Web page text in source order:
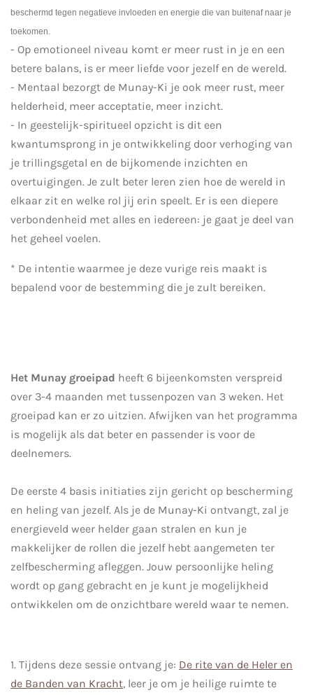
beschermd tegen negatieve invloeden en energie die van buitenaf naar je
toekomen.
- Op emotioneel niveau komt er meer rust in je en een
betere balans, is er meer liefde voor jezelf en de wereld.
- Mentaal bezorgt de Munay-Ki je ook meer rust, meer
helderheid, meer acceptatie, meer inzicht.
- In geestelijk-spiritueel opzicht is dit een
kwantumsprong in je ontwikkeling door verhoging van
je trillingsgetal en de bijkomende inzichten en
overtuigingen. Je zult beter leren zien hoe de wereld in
elkaar zit en welke rol jij erin speelt. Er is een diepere
verbondenheid met alles en iedereen: je gaat je deel van
het geheel voelen.
* De intentie waarmee je deze vurige reis maakt is
bepalend voor de bestemming die je zult bereiken.
Het Munay groeipad heeft 6 bijeenkomsten verspreid
over 3-4 maanden met tussenpozen van 3 weken. Het
groeipad kan er zo uitzien. Afwijken van het programma
is mogelijk als dat beter en passender is voor de
deelnemers.
De eerste 4 basis initiaties zijn gericht op bescherming
en heling van jezelf. Als je de Munay-Ki ontvangt, zal je
energieveld weer helder gaan stralen en kun je
makkelijker de rollen die jezelf hebt aangemeten ter
zelfbescherming afleggen. Jouw persoonlijke heling
wordt op gang gebracht en je kunt je mogelijkheid
ontwikkelen om de onzichtbare wereld waar te nemen.
1. Tijdens deze sessie ontvang je: De rite van de Heler en
de Banden van Kracht, leer je om je heilige ruimte te